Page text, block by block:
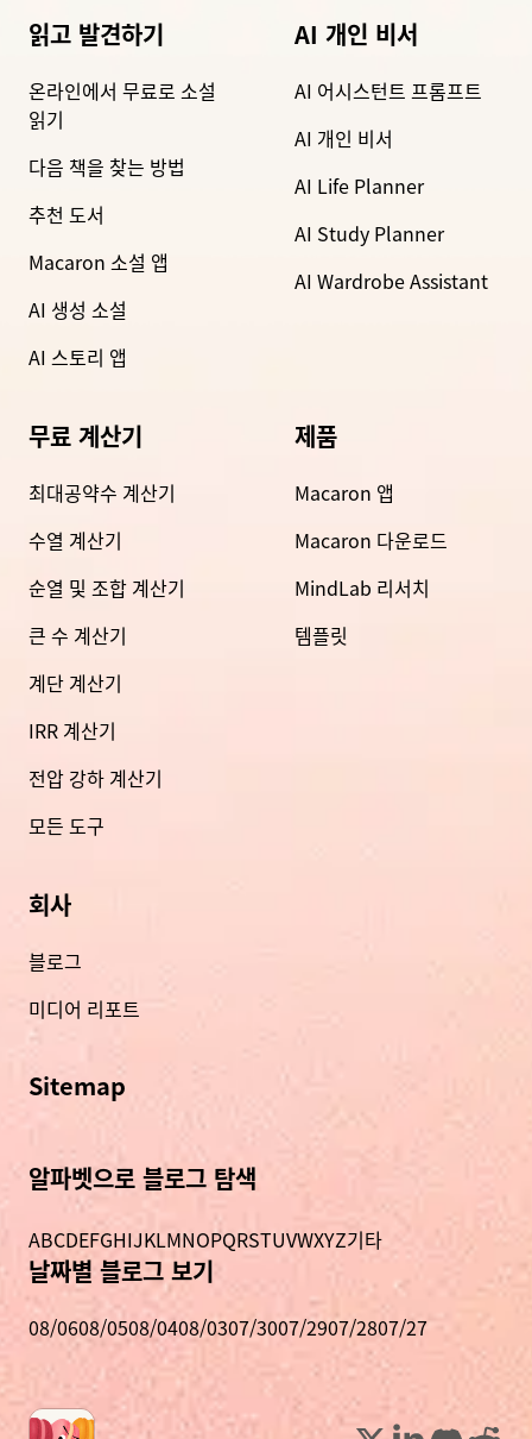
읽고 발견하기
온라인에서 무료로 소설
읽기
다음 책을 찾는 방법
추천 도서
Macaron 소설 앱
AI 생성 소설
AI 스토리 앱
AI 개인 비서
AI 어시스턴트 프롬프트
AI 개인 비서
AI Life Planner
AI Study Planner
AI Wardrobe Assistant
무료 계산기
최대공약수 계산기
수열 계산기
순열 및 조합 계산기
큰 수 계산기
계단 계산기
IRR 계산기
전압 강하 계산기
모든 도구
제품
Macaron 앱
Macaron 다운로드
MindLab 리서치
템플릿
회사
블로그
미디어 리포트
Sitemap
알파벳으로 블로그 탐색
ABCDEFGHIJKLMNOPQRSTUVWXYZ기타
날짜별 블로그 보기
08/0608/0508/0408/0307/3007/2907/2807/27